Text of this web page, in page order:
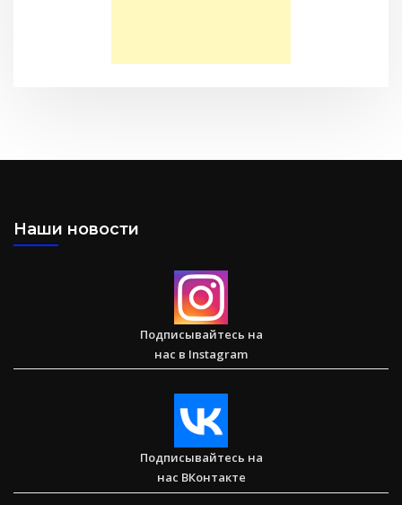
Послание к Филиппийцам
Наши новости
Подписывайтесь на
нас в Instagram
Подписывайтесь на
нас ВКонтакте